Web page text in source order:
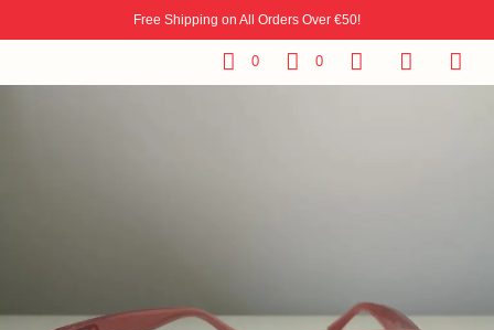
Free Shipping on All Orders Over €50!
0 0